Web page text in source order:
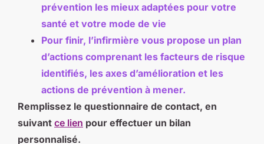
prévention les mieux adaptées pour votre
santé et votre mode de vie
Pour finir, l’infirmière vous propose un plan
d’actions comprenant les facteurs de risque
identifiés, les axes d’amélioration et les
actions de prévention à mener.
Remplissez le questionnaire de contact, en
suivant ce lien pour effectuer un bilan
personnalisé.